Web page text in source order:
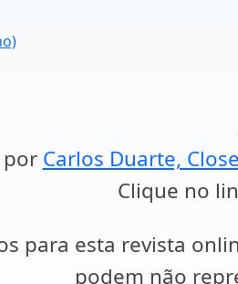
Carlos Duarte,
Clique no
para esta revista
podem não